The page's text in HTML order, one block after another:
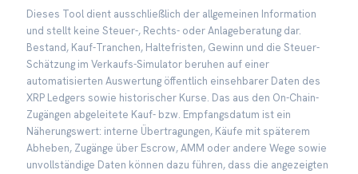
Dieses Tool dient ausschließlich der allgemeinen Information
und stellt keine Steuer-, Rechts- oder Anlageberatung dar.
Bestand, Kauf-Tranchen, Haltefristen, Gewinn und die Steuer-
Schätzung im Verkaufs-Simulator beruhen auf einer
automatisierten Auswertung öffentlich einsehbarer Daten des
XRP Ledgers sowie historischer Kurse. Das aus den On-Chain-
Zugängen abgeleitete Kauf- bzw. Empfangsdatum ist ein
Näherungswert: interne Übertragungen, Käufe mit späterem
Abheben, Zugänge über Escrow, AMM oder andere Wege sowie
unvollständige Daten können dazu führen, dass die angezeigten